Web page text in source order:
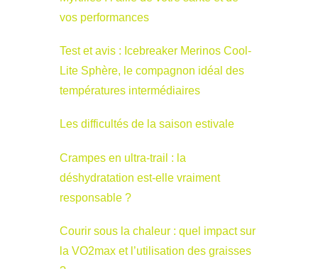
vos performances
Test et avis : Icebreaker Merinos Cool-
Lite Sphère, le compagnon idéal des
températures intermédiaires
Les difficultés de la saison estivale
Crampes en ultra-trail : la
déshydratation est-elle vraiment
responsable ?
Courir sous la chaleur : quel impact sur
la VO2max et l’utilisation des graisses